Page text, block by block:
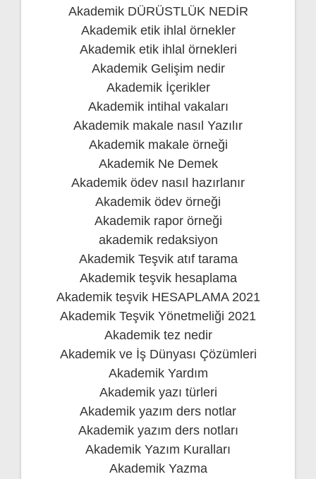
Akademik DÜRÜSTLÜK NEDİR
Akademik etik ihlal örnekler
Akademik etik ihlal örnekleri
Akademik Gelişim nedir
Akademik İçerikler
Akademik intihal vakaları
Akademik makale nasıl Yazılır
Akademik makale örneği
Akademik Ne Demek
Akademik ödev nasıl hazırlanır
Akademik ödev örneği
Akademik rapor örneği
akademik redaksiyon
Akademik Teşvik atıf tarama
Akademik teşvik hesaplama
Akademik teşvik HESAPLAMA 2021
Akademik Teşvik Yönetmeliği 2021
Akademik tez nedir
Akademik ve İş Dünyası Çözümleri
Akademik Yardım
Akademik yazı türleri
Akademik yazım ders notlar
Akademik yazım ders notları
Akademik Yazım Kuralları
Akademik Yazma